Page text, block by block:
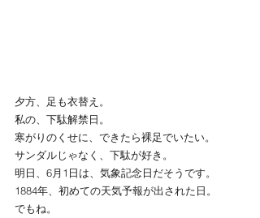
夕方、足も衣替え。
私の、下駄解禁日。
寒がりのくせに、できたら裸足でいたい。
サンダルじゃなく、下駄が好き。
明日、6月1日は、気象記念日だそうです。
1884年、初めての天気予報が出された日。
でもね。